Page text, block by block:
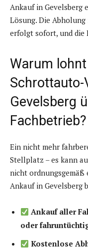
Ankauf in Gevelsberg
Lösung. Die
erfolgt sofort, und
Warum
Schrottauto-
Gevelsberg
Fachbetrieb?
Ein nicht mehr
Stellplatz – es kann
nicht
Ankauf in Gevelsberg
Ankauf aller
oder
Kostenlose